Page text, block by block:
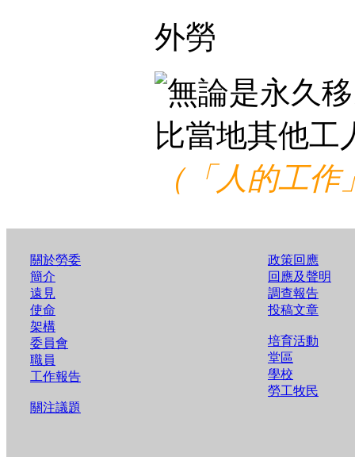
外勞
無論是永久
比當地其他工
（「人的工
關於勞委
簡介
遠見
使命
架構
委員會
職員
工作報告
關注議題
政策回應
回應及聲明
調查報告
投稿文章
培育活動
堂區
學校
勞工牧民